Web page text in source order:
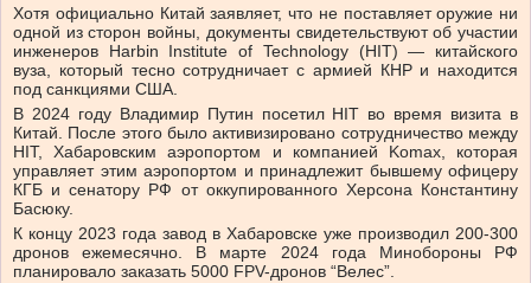
Хотя официально Китай заявляет, что не поставляет оружие ни
одной из сторон войны, документы свидетельствуют об участии
инженеров Harbin Institute of Technology (HIT) — китайского
вуза, который тесно сотрудничает с армией КНР и находится
под санкциями США.
В 2024 году Владимир Путин посетил HIT во время визита в
Китай. После этого было активизировано сотрудничество между
HIT, Хабаровским аэропортом и компанией Komax, которая
управляет этим аэропортом и принадлежит бывшему офицеру
КГБ и сенатору РФ от оккупированного Херсона Константину
Басюку.
К концу 2023 года завод в Хабаровске уже производил 200-300
дронов ежемесячно. В марте 2024 года Минобороны РФ
планировало заказать 5000 FPV-дронов “Велес”.